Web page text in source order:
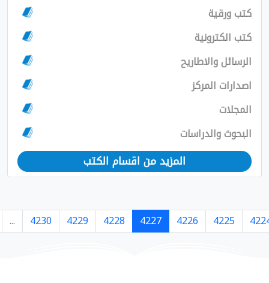
من اقسام الكتب
4227
4228
4229
4230
...
7363
7364
›